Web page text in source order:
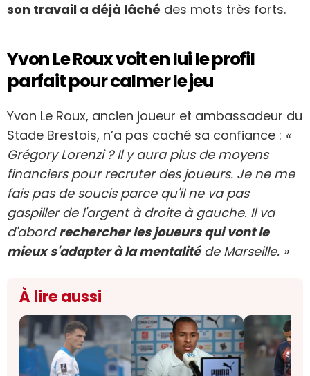
son travail a déjà lâché des mots très forts.
Yvon Le Roux voit en lui le profil
parfait pour calmer le jeu
Yvon Le Roux, ancien joueur et ambassadeur du
Stade Brestois, n’a pas caché sa confiance : «
Grégory Lorenzi ? Il y aura plus de moyens
financiers pour recruter des joueurs. Je ne me
fais pas de soucis parce qu'il ne va pas
gaspiller de l'argent à droite à gauche. Il va
d'abordrechercher les joueurs qui vont le
mieux s'adapter à la mentalitéde Marseille. »
À lire aussi